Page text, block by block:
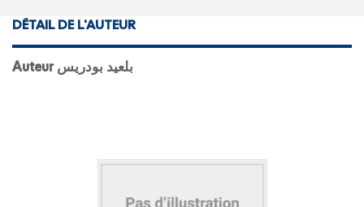
DÉTAIL DE L'AUTEUR
Auteur بلعيد بودريس